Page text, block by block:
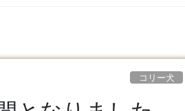
コリー犬